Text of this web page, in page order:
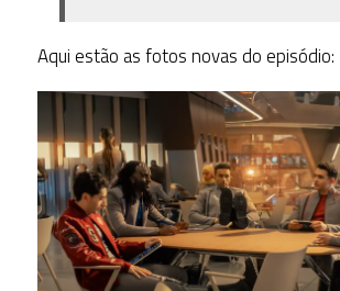
Aqui estão as fotos novas do episódio: